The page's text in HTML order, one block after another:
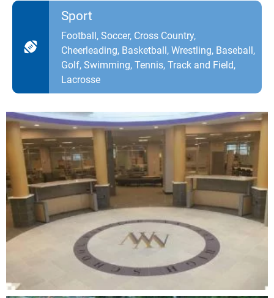
Sport
Football, Soccer, Cross Country,
Cheerleading, Basketball, Wrestling, Baseball,
Golf, Swimming, Tennis, Track and Field,
Lacrosse